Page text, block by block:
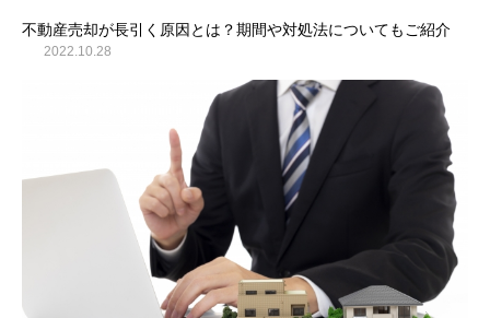
不動産売却が長引く原因とは？期間や対処法についてもご紹介
2022.10.28